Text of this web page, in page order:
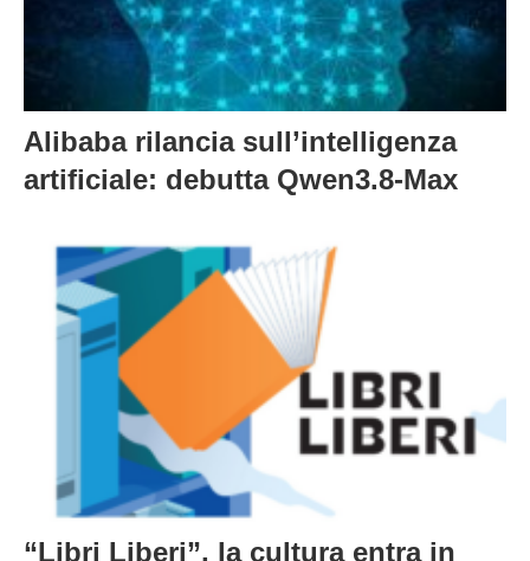
Alibaba rilancia sull’intelligenza
artificiale: debutta Qwen3.8-Max
“Libri Liberi”, la cultura entra in